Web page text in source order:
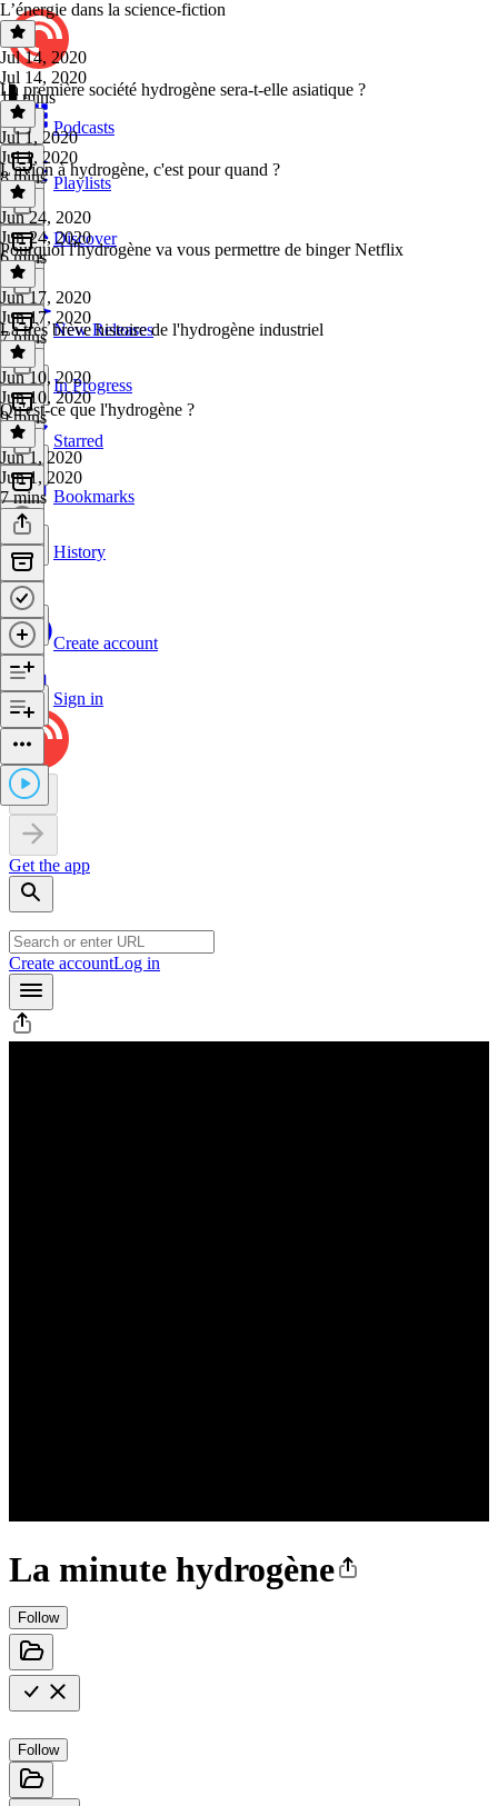
Podcasts
Playlists
Discover
New Releases
In Progress
Starred
Bookmarks
History
Create account
Sign in
Get the app
Create accountLog in
La minute hydrogène
Follow
Follow
L’énergie dans la science-fiction
Jul 14, 2020
Jul 14, 2020
10 mins
La première société hydrogène sera-t-elle asiatique ?
Jul 1, 2020
Jul 1, 2020
8 mins
L'avion à hydrogène, c'est pour quand ?
Jun 24, 2020
Jun 24, 2020
6 mins
Pourquoi l'hydrogène va vous permettre de binger Netflix
Jun 17, 2020
Jun 17, 2020
7 mins
La très brève histoire de l'hydrogène industriel
Jun 10, 2020
Jun 10, 2020
9 mins
Qu'est-ce que l'hydrogène ?
Jun 1, 2020
Jun 1, 2020
7 mins